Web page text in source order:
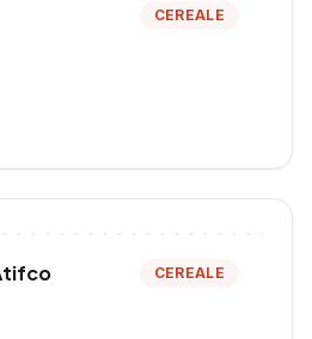
CEREALE
CEREALE